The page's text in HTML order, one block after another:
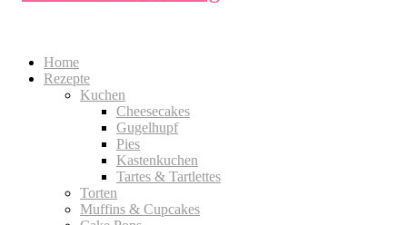
Home
Rezepte
Kuchen
Cheesecakes
Gugelhupf
Pies
Kastenkuchen
Tartes & Tartlettes
Torten
Muffins & Cupcakes